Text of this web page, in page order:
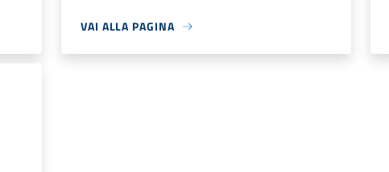
VAI ALLA PAGINA